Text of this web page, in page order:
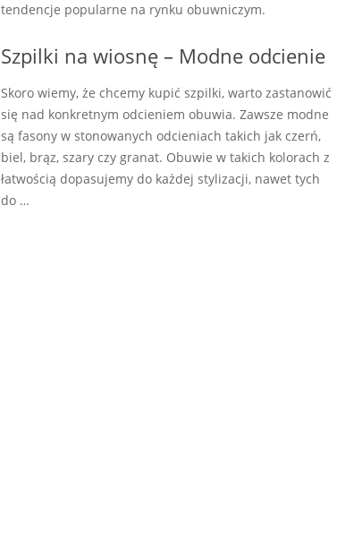
tendencje popularne na rynku obuwniczym.
Szpilki na wiosnę – Modne odcienie
Skoro wiemy, że chcemy kupić szpilki, warto zastanowić
się nad konkretnym odcieniem obuwia. Zawsze modne
są fasony w stonowanych odcieniach takich jak czerń,
biel, brąz, szary czy granat. Obuwie w takich kolorach z
łatwością dopasujemy do każdej stylizacji, nawet tych
do …